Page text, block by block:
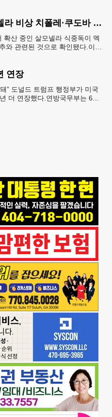
할라피뇨 살모넬라 비상 치폴레·쿠도바 긴급 회수
확산 중인 살모넬라 식중독이 멕
와 관련된 것으로 확인됐다.이에
연장
” 도널드 트럼프 행정부가 미국
더 연장했다.연방국무부는 6일